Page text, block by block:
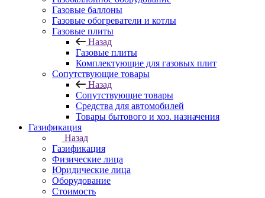
Газовые баллоны
Газовые обогреватели и котлы
Газовые плиты
Назад
Газовые плиты
Комплектующие для газовых плит
Сопутствующие товары
Назад
Сопутствующие товары
Средства для автомобилей
Товары бытового и хоз. назначения
Газификация
Назад
Газификация
Физические лица
Юридические лица
Оборудование
Стоимость